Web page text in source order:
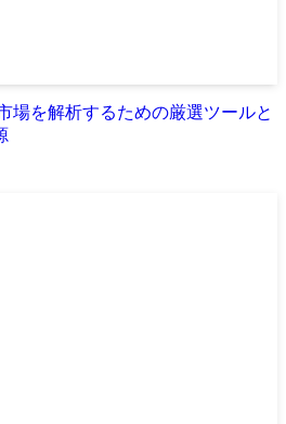
場を解析するための厳選ツールと